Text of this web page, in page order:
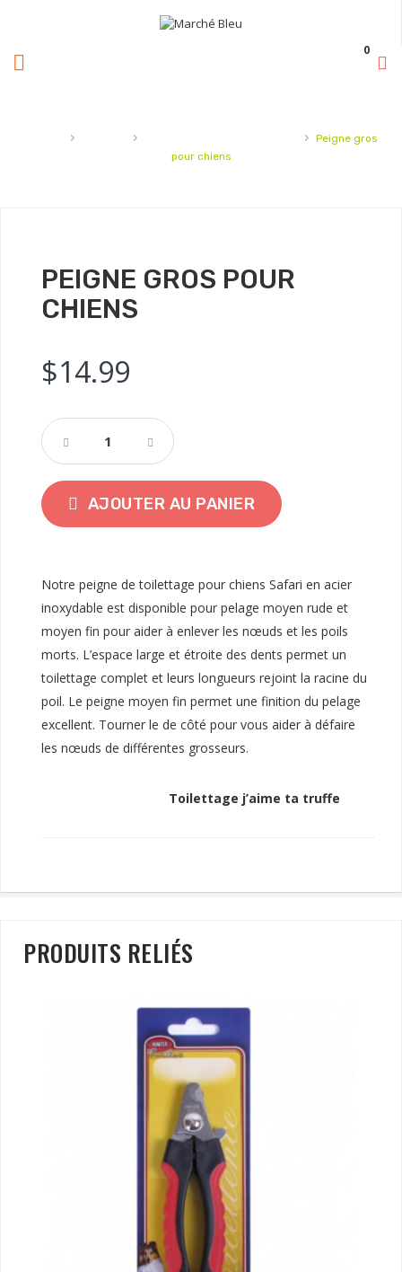
0
› › ›
Peigne gros
pour chiens
PEIGNE GROS POUR
CHIENS
$14.99
AJOUTER AU PANIER
Notre peigne de toilettage pour chiens Safari en acier
inoxydable est disponible pour pelage moyen rude et
moyen fin pour aider à enlever les nœuds et les poils
morts. L’espace large et étroite des dents permet un
toilettage complet et leurs longueurs rejoint la racine du
poil. Le peigne moyen fin permet une finition du pelage
excellent. Tourner le de côté pour vous aider à défaire
les nœuds de différentes grosseurs.
Toilettage j’aime ta truffe
PRODUITS RELIÉS